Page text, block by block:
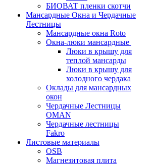
БИОВАТ пленки скотчи
Мансардные Окна и Чердачные
Лестницы
Мансардные окна Roto
Окна-люки мансардные
Люки в крышу для
теплой мансарды
Люки в крышу для
холодного чердака
Оклады для мансардных
окон
Чердачные Лестницы
OMAN
Чердачные лестницы
Fakro
Листовые материалы
OSB
Магнезитовая плита